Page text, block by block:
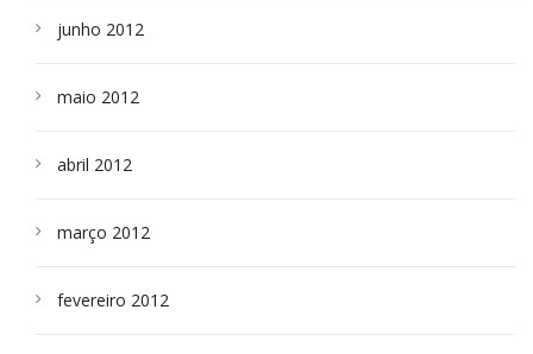
junho 2012
maio 2012
abril 2012
março 2012
fevereiro 2012